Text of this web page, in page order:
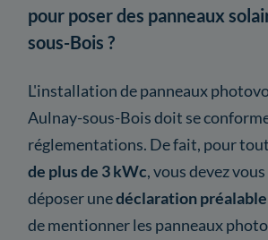
pour poser des panneaux
sous-Bois ?
L'installation de panneaux
Aulnay-sous-Bois doit se
réglementations. De fait, pour
de plus de 3 kWc, vous devez
déposer unedéclaration préalable
de mentionner les panneaux